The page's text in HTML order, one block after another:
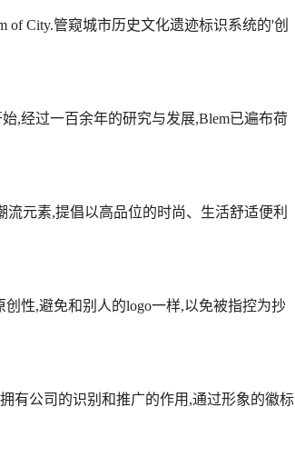
of City.管窥城市历史文化遗迹标识系统的'创
,经过一百余年的研究与发展,Blem已遍布荷
元素,提倡以高品位的时尚、生活舒适便利
性,避免和别人的logo一样,以免被指控为抄
有公司的识别和推广的作用,通过形象的徽标